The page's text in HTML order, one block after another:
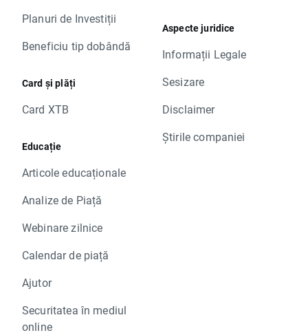
Planuri de Investiții
Beneficiu tip dobândă
Card și plăți
Card XTB
Educație
Articole educaționale
Analize de Piață
Webinare zilnice
Calendar de piață
Ajutor
Securitatea în mediul
online
Aspecte juridice
Informații Legale
Sesizare
Disclaimer
Știrile companiei